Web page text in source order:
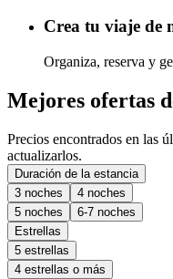
Crea tu viaje de
Organiza, reserva y
Mejores ofertas
Precios encontrados en las
actualizarlos.
Duración de la estancia
3 noches
4 noches
5 noches
6-7 noches
Estrellas
5 estrellas
4 estrellas o más